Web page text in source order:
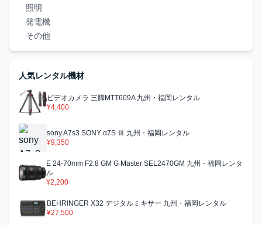
照明
発電機
その他
人気レンタル機材
ビデオカメラ 三脚MTT609A 九州・福岡レンタル
¥4,400
sony A7s3 SONY α7S Ⅲ 九州・福岡レンタル
¥9,350
E 24-70mm F2.8 GM G Master SEL2470GM 九州・福岡レンタ
ル
¥2,200
BEHRINGER X32 デジタルミキサー 九州・福岡レンタル
¥27,500